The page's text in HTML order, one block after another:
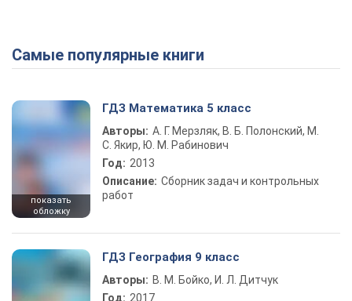
Самые популярные книги
показать
обложку
ГДЗ Математика 5 класс
Авторы: А. Г. Мерзляк, В. Б. Полонский, М.
С. Якир, Ю. М. Рабинович
Год: 2013
Описание: Сборник задач и контрольных
работ
ГДЗ География 9 класс
Авторы: В. М. Бойко, И. Л. Дитчук
Год: 2017